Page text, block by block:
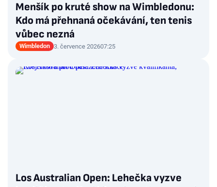
Menšík po kruté show na Wimbledonu:
Kdo má přehnaná očekávání, ten tenis
vůbec nezná
Wimbledon 3. července 202607:25
Los Australian Open: Lehečka vyzve